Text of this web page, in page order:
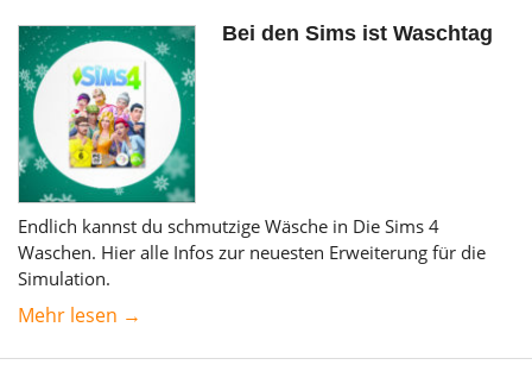
Bei den Sims ist Waschtag
Endlich kannst du schmutzige Wäsche in Die Sims 4
Waschen. Hier alle Infos zur neuesten Erweiterung für die
Simulation.
Mehr lesen →